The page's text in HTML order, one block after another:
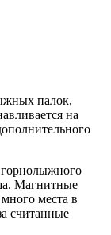
палок,
на
Магнитные
места в
считанные